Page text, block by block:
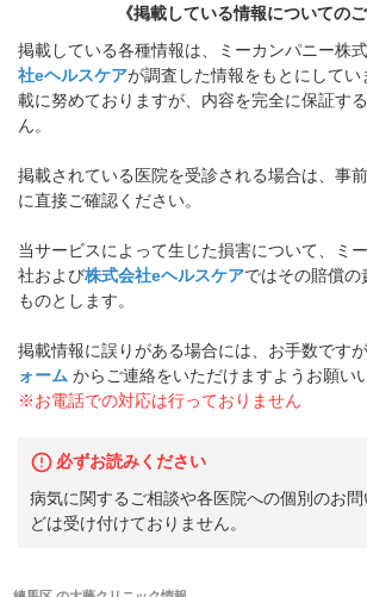
《掲載している情報についてのご
掲載している各種情報は、ミーカンパニー株
社eヘルスケアが調査した情報をもとにしてい
載に努めておりますが、内容を完全に保証す
ん。
掲載されている医院を受診される場合は、事
に直接ご確認ください。
当サービスによって生じた損害について、ミ
社および株式会社eヘルスケアではその賠償
ものとします。
掲載情報に誤りがある場合には、お手数ですが
ォーム からご連絡をいただけますようお願い
※お電話での対応は行っておりません
必ずお読みください
病気に関するご相談や各医院への個別のお
どは受け付けておりません。